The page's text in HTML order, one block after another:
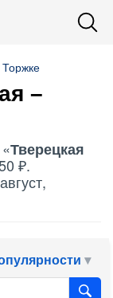
Торжке
–
Тверецкая
₽.